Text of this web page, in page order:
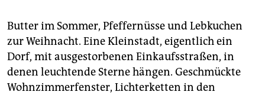
Butter im Sommer, Pfeffernüsse und Lebkuchen
zur Weihnacht. Eine Kleinstadt, eigentlich ein
Dorf, mit ausgestorbenen Einkaufsstraßen, in
denen leuchtende Sterne hängen. Geschmückte
Wohnzimmerfenster, Lichterketten in den